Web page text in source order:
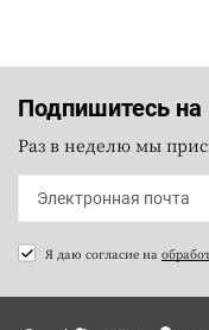
Подпишитесь на
Раз в неделю мы
Я даю согласие на